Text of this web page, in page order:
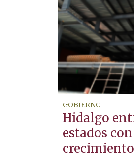
GOBIERNO
Hidalgo
estados